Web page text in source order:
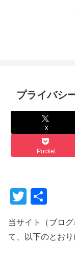
プライバシ
X
Pocket
T
tt
er
有
当サイト（ブロ
て、以下のとお